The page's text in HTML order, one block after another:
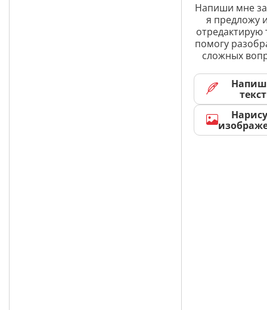
Напиши мне
я предложу
отредактирую
помогу
сложных
текст